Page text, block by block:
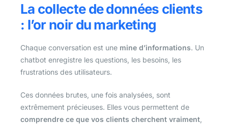
La collecte de données clients
: l’or noir du marketing
Chaque conversation est une mine d’informations. Un
chatbot enregistre les questions, les besoins, les
frustrations des utilisateurs.
Ces données brutes, une fois analysées, sont
extrêmement précieuses. Elles vous permettent de
comprendre ce que vos clients cherchent vraiment